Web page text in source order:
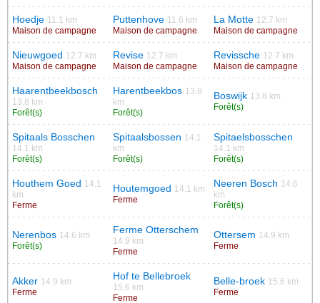
Hoedje 11.1 km
Maison de campagne
Puttenhove 11.6 km
Maison de campagne
La Motte 12.7 km
Maison de campagne
Nieuwgoed 12.7 km
Maison de campagne
Revise 12.7 km
Maison de campagne
Revissche 12.7 km
Maison de campagne
Haarentbeekbosch
13.8 km
Forêt(s)
Harentbeekbos 13.8
km
Forêt(s)
Boswijk 13.8 km
Forêt(s)
Spitaals Bosschen
14.1 km
Forêt(s)
Spitaalsbossen 14.1
km
Forêt(s)
Spitaelsbosschen
14.1 km
Forêt(s)
Houthem Goed 14.1
km
Ferme
Houtemgoed 14.1 km
Ferme
Neeren Bosch 14.6
km
Forêt(s)
Nerenbos 14.6 km
Forêt(s)
Ferme Otterschem
14.9 km
Ferme
Ottersem 14.9 km
Ferme
Akker 14.9 km
Ferme
Hof te Bellebroek
15.6 km
Ferme
Belle-broek 15.6 km
Ferme